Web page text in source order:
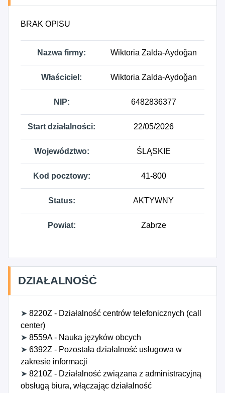
BRAK OPISU
Nazwa firmy: Wiktoria Zalda-Aydoǧan
Właściciel: Wiktoria Zalda-Aydoǧan
NIP: 6482836377
Start działalności: 22/05/2026
Województwo: ŚLĄSKIE
Kod pocztowy: 41-800
Status: AKTYWNY
Powiat: Zabrze
DZIAŁALNOŚĆ
➤ 8220Z - Działalność centrów telefonicznych (call
center)
➤ 8559A - Nauka języków obcych
➤ 6392Z - Pozostała działalność usługowa w
zakresie informacji
➤ 8210Z - Działalność związana z administracyjną
obsługą biura, włączając działalność